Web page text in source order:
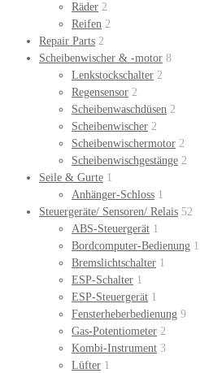
Räder 2
Reifen 2
Repair Parts 2
Scheibenwischer & -motor 8
Lenkstockschalter 2
Regensensor 2
Scheibenwaschdüsen 2
Scheibenwischer 2
Scheibenwischermotor 2
Scheibenwischgestänge 2
Seile & Gurte 1
Anhänger-Schloss 1
Steuergeräte/ Sensoren/ Relais 52
ABS-Steuergerät 1
Bordcomputer-Bedienung 1
Bremslichtschalter 1
ESP-Schalter 1
ESP-Steuergerät 1
Fensterheberbedienung 9
Gas-Potentiometer 2
Kombi-Instrument 3
Lüfter 1